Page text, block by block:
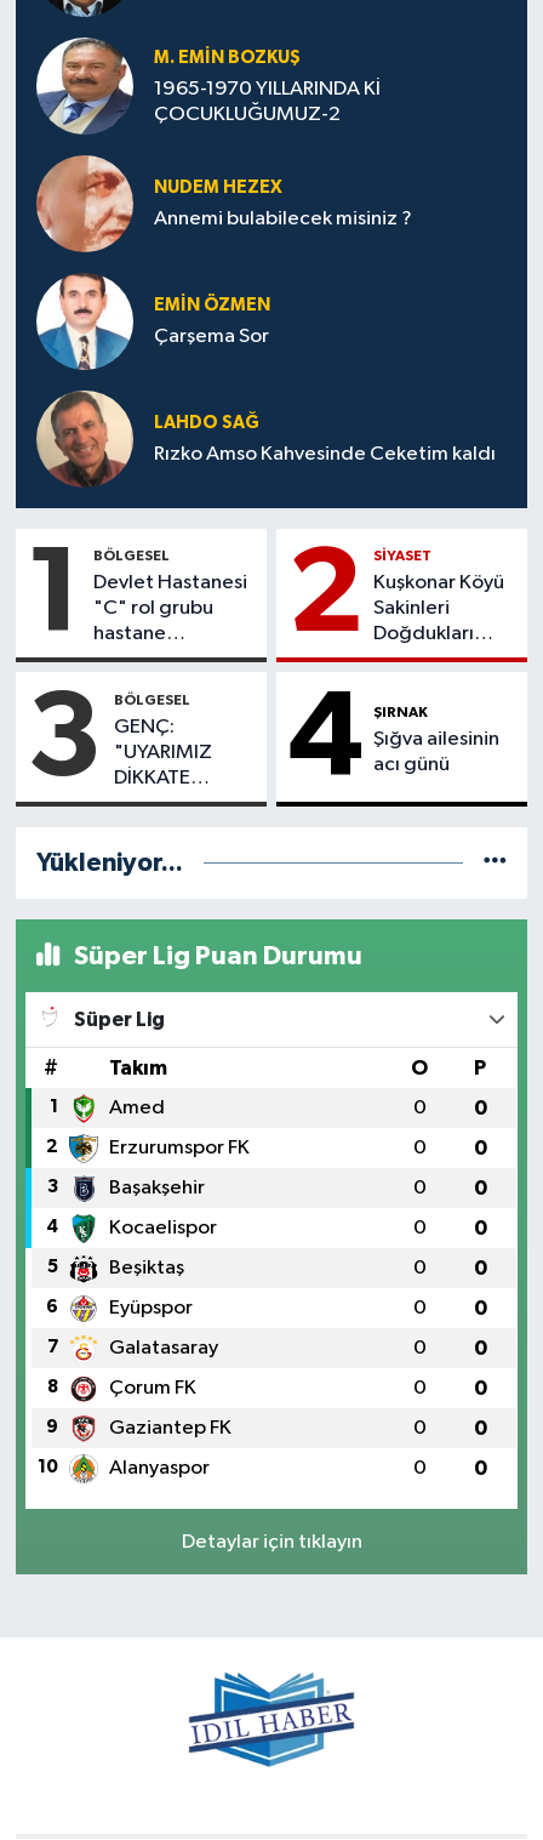
M. EMIN BOZKUŞ
1965-1970 YILLARINDA Kİ
ÇOCUKLUĞUMUZ-2
NUDEM HEZEX
Annemi bulabilecek misiniz ?
EMIN ÖZMEN
Çarşema Sor
LAHDO SAĞ
Rızko Amso Kahvesinde Ceketim kaldı
1 BÖLGESEL
Devlet Hastanesi
"C" rol grubu
hastane
statüsüne
2 SİYASET
Kuşkonar Köyü
Sakinleri
Doğdukları
Topraklara
3 BÖLGESEL
GENÇ:
"UYARIMIZ
DİKKATE
ALINMADI,
İHMALİ
KAZAYLA
4 ŞIRNAK
Şığva ailesinin
acı günü
Yükleniyor...
Süper Lig Puan Durumu
Süper Lig
# Takım O P
1 Amed 0 0
2 Erzurumspor FK 0 0
3 Başakşehir 0 0
4 Kocaelispor 0 0
5 Beşiktaş 0 0
6 Eyüpspor 0 0
7 Galatasaray 0 0
8 Çorum FK 0 0
9 Gaziantep FK 0 0
10 Alanyaspor 0 0
Detaylar için tıklayın